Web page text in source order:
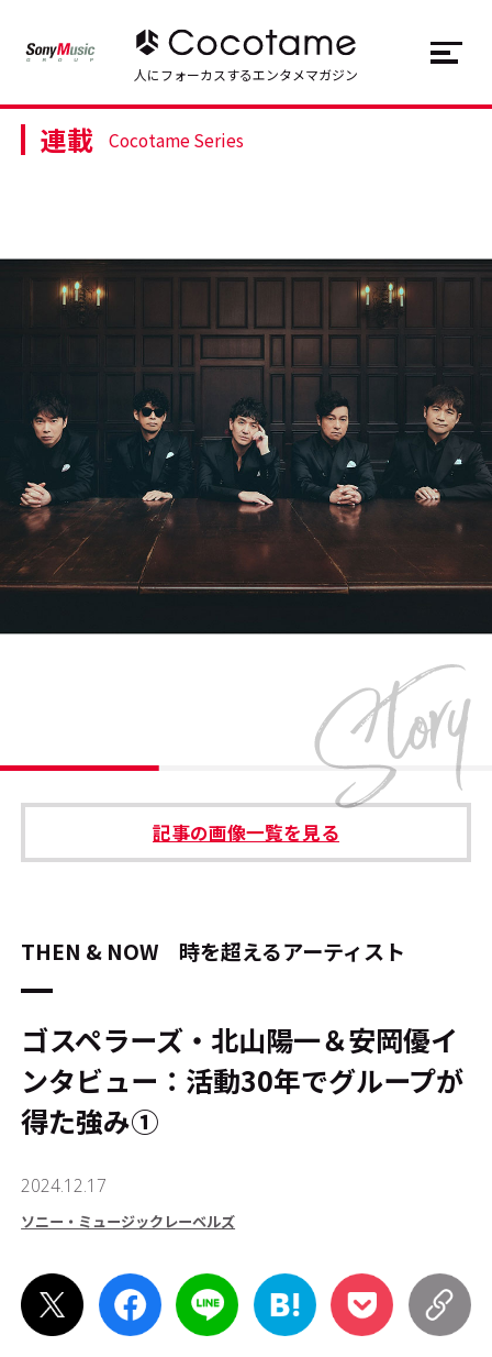
トップ Top
連載一覧
Cocotameとは About
#エンタメ業界のちょっといい話
運営会社 プライバシーポリシー
本サイトご利用にあたって Cookie Settings
JP EN
人にフォーカスするエンタメマガジン
連載 Cocotame Series
記事の画像一覧を見る
THEN & NOW 時を超えるアーティスト
ゴスペラーズ・北山陽一＆安岡優イ
ンタビュー：活動30年でグループが
得た強み①
2024.12.17
ソニー・ミュージックレーベルズ